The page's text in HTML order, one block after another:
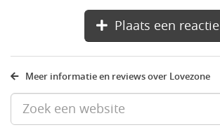
Plaats een reactie
Meer informatie en reviews over Lovezone